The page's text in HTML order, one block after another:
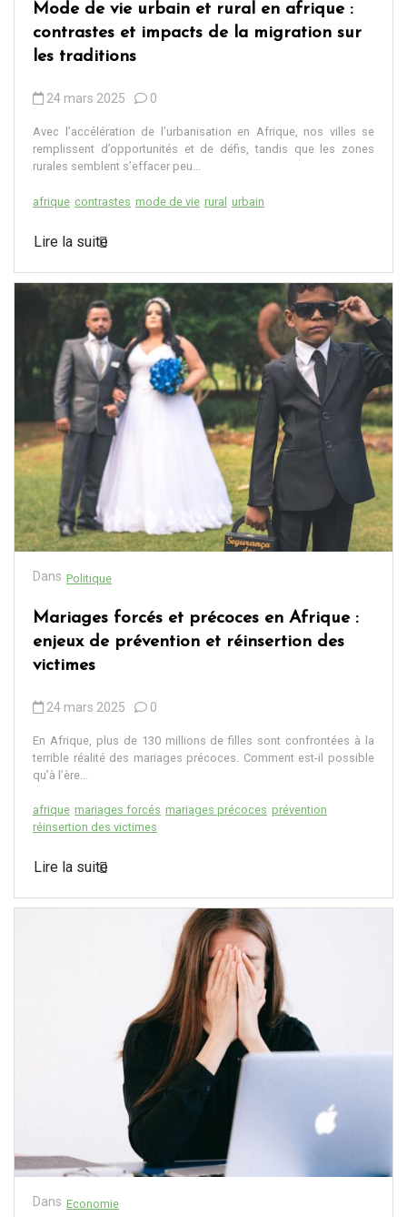
Mode de vie urbain et rural en afrique :
contrastes et impacts de la migration sur
les traditions
24 mars 2025 0
Avec l’accélération de l’urbanisation en Afrique, nos villes se
remplissent d’opportunités et de défis, tandis que les zones
rurales semblent s’effacer peu...
afrique contrastes mode de vie rural urbain
Lire la suite
Dans Politique
Mariages forcés et précoces en Afrique :
enjeux de prévention et réinsertion des
victimes
24 mars 2025 0
En Afrique, plus de 130 millions de filles sont confrontées à la
terrible réalité des mariages précoces. Comment est-il possible
qu’à l’ère...
afrique mariages forcés mariages précoces prévention
réinsertion des victimes
Lire la suite
Dans Economie